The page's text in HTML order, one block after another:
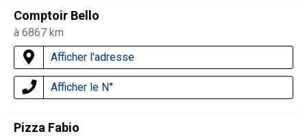
Comptoir Bello
à 6867 km
Afficher l'adresse
Afficher le N°
Pizza Fabio